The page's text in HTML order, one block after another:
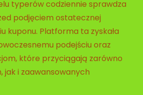
typerów codziennie sprawdza
podjęciem ostatecznej
kuponu. Platforma ta zyskała
podejściu oraz
które przyciągają zarówno
jak i zaawansowanych